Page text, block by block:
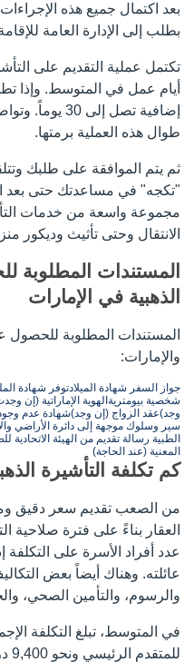
بعد اكتمال جميع هذه
بطلب إلى الإدارة العامة
أيام عمل في المتوسط. وإذا
إضافية تصل
طوال هذه العملية برمتها.
ثم يتم الموافقة على طلبك
"تكجه" في مساعدتك حتى بعد
مجموعة واسعة من خدمات
الانتقال وحتى تأثيث وديكور
المستندات المطلوبة
الذهبية في الإمارات
المستندات المطلوبة للحصول
والإمارات:
جواز السفر شهادة الميلادتوفر شهادة
شخصية بيومترية الهوية الإماراتية (إن
وجد)عقد الزواج (إن وجد)شهادة عدم
سير وسلوك موجهة إلى دائرة الأراضي
الطبية رسالة تقديم من الهيئة الاتحادية
المعنية (عند الحاجة)
كم تكلفة التأشيرة
من الصعب تقديم سعر دقيق
العقار بناءً على فترة صلاحية
عدد أفراد الأسرة على
عائلته. وهناك أيضاً بعض
والرسوم، والتأمين الصحي،